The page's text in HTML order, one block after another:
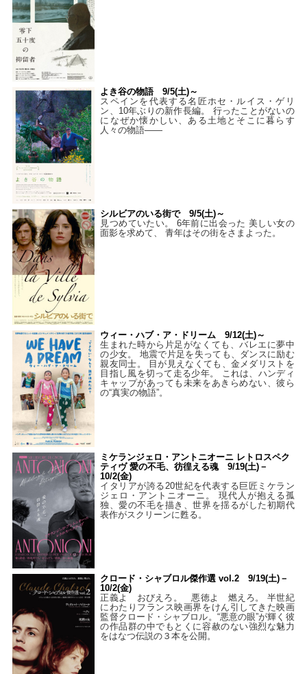
よき谷の物語 9/5(土)～
スペインを代表する名匠ホセ・ルイス・ゲリ
ン、10年ぶりの新作長編。 行ったことがないの
になぜか懐かしい、ある土地とそこに暮らす
人々の物語――
シルビアのいる街で 9/5(土)～
見つめていたい。 6年前に出会った 美しい女の
面影を求めて、 青年はその街をさまよった。
ウィー・ハブ・ア・ドリーム 9/12(土)～
生まれた時から片足がなくても、バレエに夢中
の少女。 地震で片足を失っても、ダンスに励む
親友同士。 目が見えなくても、金メダリストを
目指し風を切って走る少年。 これは、ハンディ
キャップがあっても未来をあきらめない、彼ら
の“真実の物語”。
ミケランジェロ・アントニオーニ レトロスペク
ティヴ 愛の不毛、彷徨える魂 9/19(土)－
10/2(金)
イタリアが誇る20世紀を代表する巨匠ミケラン
ジェロ・アントニオーニ。 現代人が抱える孤
独、愛の不毛を描き、世界を揺るがした初期代
表作がスクリーンに甦る。
クロード・シャブロル傑作選 vol.2 9/19(土)－
10/2(金)
正義よ おびえろ。 悪徳よ 燃えろ。 半世紀
にわたりフランス映画界をけん引してきた映画
監督クロード・シャブロル。“悪意の眼”が輝く彼
の作品群の中でもとくに容赦のない強烈な魅力
をはなつ伝説の３本を公開。